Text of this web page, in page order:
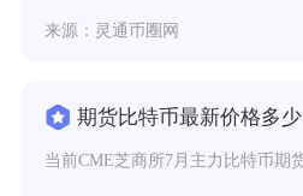
来源：灵通币圈网
期货比特币最新价格多少